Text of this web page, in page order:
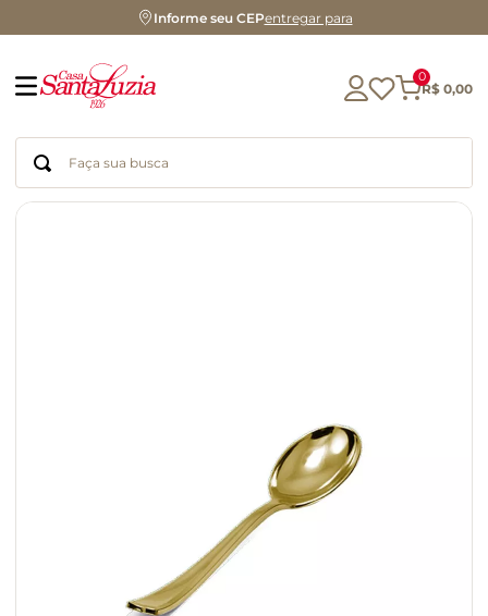
Informe seu CEPentregar para
0
R$ 0,00
Faça sua busca